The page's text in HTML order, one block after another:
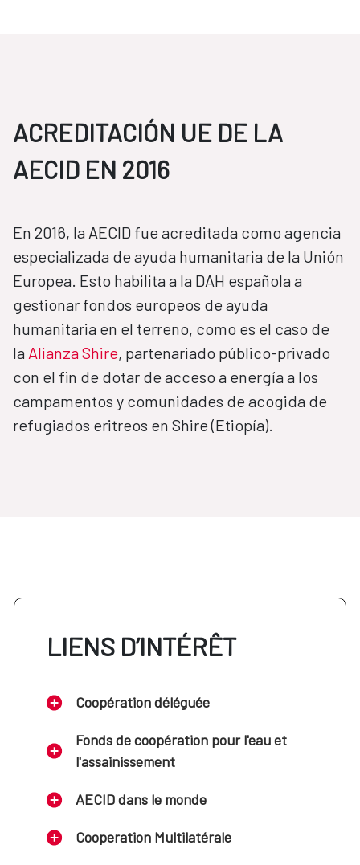
ACREDITACIÓN UE DE LA
AECID EN 2016
​​​​​​​En 2016, la AECID fue acreditada como agencia
especializada de ayuda humanitaria de la Unión
Europea. Esto habilita a la DAH española a
gestionar fondos europeos de ayuda
humanitaria en el terreno, como es el caso de
la Alianza Shire, partenariado público-privado
con el fin de dotar de acceso a energía a los
campamentos y comunidades de acogida de
refugiados eritreos en Shire (Etiopía).
LIENS D’INTÉRÊT
Coopération déléguée
Fonds de coopération pour l'eau et
l'assainissement
AECID dans le monde
Cooperation Multilatérale